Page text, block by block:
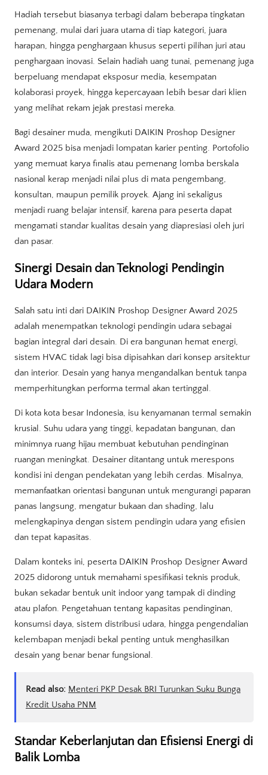
Hadiah tersebut biasanya terbagi dalam beberapa tingkatan
pemenang, mulai dari juara utama di tiap kategori, juara
harapan, hingga penghargaan khusus seperti pilihan juri atau
penghargaan inovasi. Selain hadiah uang tunai, pemenang juga
berpeluang mendapat eksposur media, kesempatan
kolaborasi proyek, hingga kepercayaan lebih besar dari klien
yang melihat rekam jejak prestasi mereka.
Bagi desainer muda, mengikuti DAIKIN Proshop Designer
Award 2025 bisa menjadi lompatan karier penting. Portofolio
yang memuat karya finalis atau pemenang lomba berskala
nasional kerap menjadi nilai plus di mata pengembang,
konsultan, maupun pemilik proyek. Ajang ini sekaligus
menjadi ruang belajar intensif, karena para peserta dapat
mengamati standar kualitas desain yang diapresiasi oleh juri
dan pasar.
Sinergi Desain dan Teknologi Pendingin
Udara Modern
Salah satu inti dari DAIKIN Proshop Designer Award 2025
adalah menempatkan teknologi pendingin udara sebagai
bagian integral dari desain. Di era bangunan hemat energi,
sistem HVAC tidak lagi bisa dipisahkan dari konsep arsitektur
dan interior. Desain yang hanya mengandalkan bentuk tanpa
memperhitungkan performa termal akan tertinggal.
Di kota kota besar Indonesia, isu kenyamanan termal semakin
krusial. Suhu udara yang tinggi, kepadatan bangunan, dan
minimnya ruang hijau membuat kebutuhan pendinginan
ruangan meningkat. Desainer ditantang untuk merespons
kondisi ini dengan pendekatan yang lebih cerdas. Misalnya,
memanfaatkan orientasi bangunan untuk mengurangi paparan
panas langsung, mengatur bukaan dan shading, lalu
melengkapinya dengan sistem pendingin udara yang efisien
dan tepat kapasitas.
Dalam konteks ini, peserta DAIKIN Proshop Designer Award
2025 didorong untuk memahami spesifikasi teknis produk,
bukan sekadar bentuk unit indoor yang tampak di dinding
atau plafon. Pengetahuan tentang kapasitas pendinginan,
konsumsi daya, sistem distribusi udara, hingga pengendalian
kelembapan menjadi bekal penting untuk menghasilkan
desain yang benar benar fungsional.
Read also: Menteri PKP Desak BRI Turunkan Suku Bunga
Kredit Usaha PNM
Standar Keberlanjutan dan Efisiensi Energi di
Balik Lomba